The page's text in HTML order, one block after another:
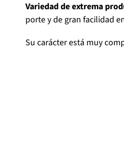
Variedad de extrema
porte y de gran facilidad
Su carácter está muy